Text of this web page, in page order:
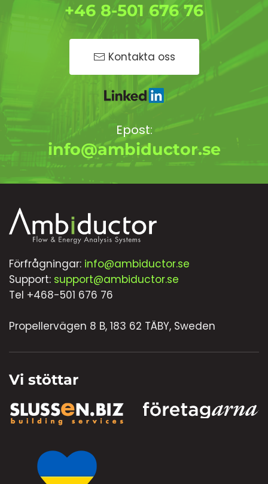
+46 8-501 676 76
Kontakta oss
Epost:
info@ambiductor.se
Förfrågningar: info@ambiductor.se
Support: support@ambiductor.se
Tel +468-501 676 76
Propellervägen 8 B, 183 62 TÄBY, Sweden
Vi stöttar